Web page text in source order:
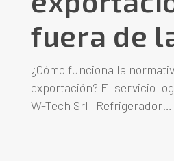
fuera de
¿Cómo funciona la
exportación? El servicio
W-Tech Srl | Refrigerador…